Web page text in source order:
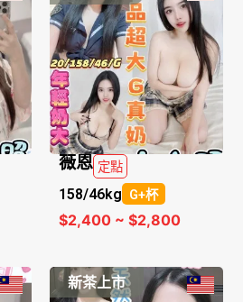
薇恩 定點
158/46kg G+杯
$2,400 ~ $2,800
新茶上市